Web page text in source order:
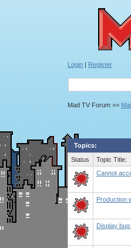
Login Register
Mad TV Forum >>
Topics:
Status
Topic Title:
Cannot
Production
Display